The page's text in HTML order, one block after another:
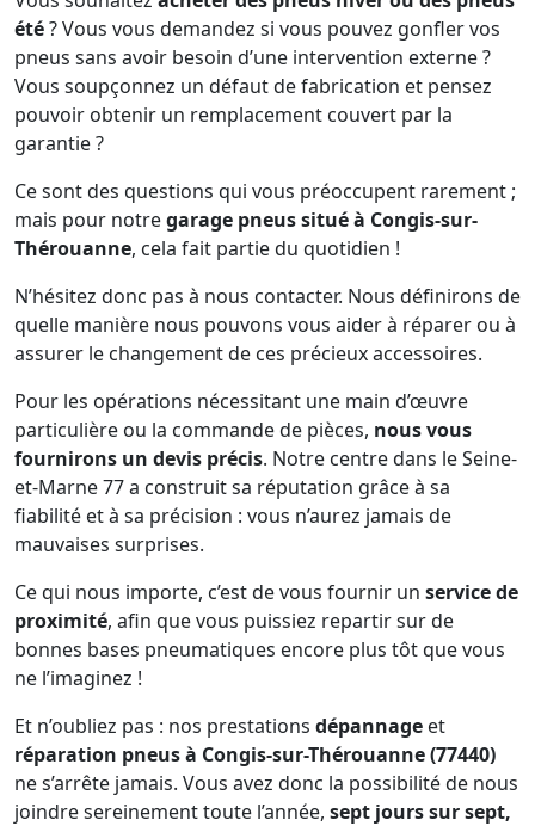
été? Vous vous demandez si vous pouvez gonfler vos
pneus sans avoir besoin d’une intervention externe ?
Vous soupçonnez un défaut de fabrication et pensez
pouvoir obtenir un remplacement couvert par la
garantie ?
Ce sont des questions qui vous préoccupent rarement ;
mais pour notregarage pneus situé à Congis-sur-
Thérouanne, cela fait partie du quotidien !
N’hésitez donc pas à nous contacter. Nous définirons de
quelle manière nous pouvons vous aider à réparer ou à
assurer le changement de ces précieux accessoires.
Pour les opérations nécessitant une main d’œuvre
particulière ou la commande de pièces, nous vous
fournirons un devis précis. Notre centre dans le Seine-
et-Marne 77 a construit sa réputation grâce à sa
fiabilité et à sa précision : vous n’aurez jamais de
mauvaises surprises.
Ce qui nous importe, c’est de vous fournir un service de
proximité, afin que vous puissiez repartir sur de
bonnes bases pneumatiques encore plus tôt que vous
ne l’imaginez !
Et n’oubliez pas : nos prestations dépannage et
réparation pneus à Congis-sur-Thérouanne (77440)
ne s’arrête jamais. Vous avez donc la possibilité de nous
joindre sereinement toute l’année, sept jours sur sept,